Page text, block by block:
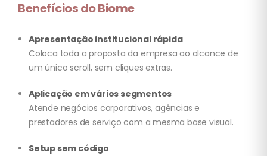
Benefícios do Biome
Apresentação institucional rápida
Coloca toda a proposta da empresa ao alcance de
um único scroll, sem cliques extras.
Aplicação em vários segmentos
Atende negócios corporativos, agências e
prestadores de serviço com a mesma base visual.
Setup sem código